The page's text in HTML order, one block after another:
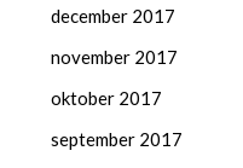
december 2017
november 2017
oktober 2017
september 2017